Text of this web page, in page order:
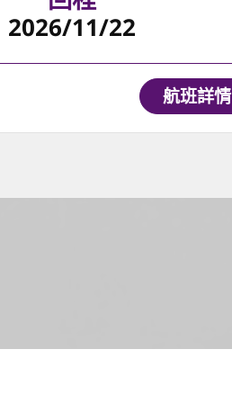
2026/11/22
航班詳情